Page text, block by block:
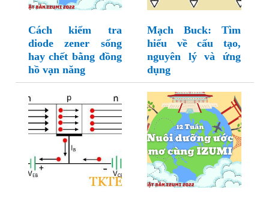
Cách kiểm tra
diode zener sống
hay chết bằng đồng
hồ vạn năng
Mạch Buck: Tìm
hiểu về cấu tạo,
nguyên lý và ứng
dụng